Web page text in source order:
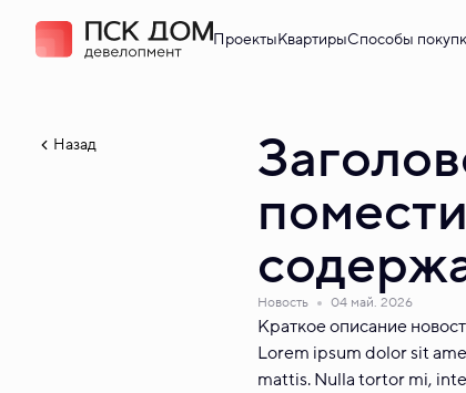
ПроектыКвартирыСпособы
Назад
Новость 04 май. 2026
Краткое описание
Lorem ipsum dolor sit
mattis. Nulla tortor mi,